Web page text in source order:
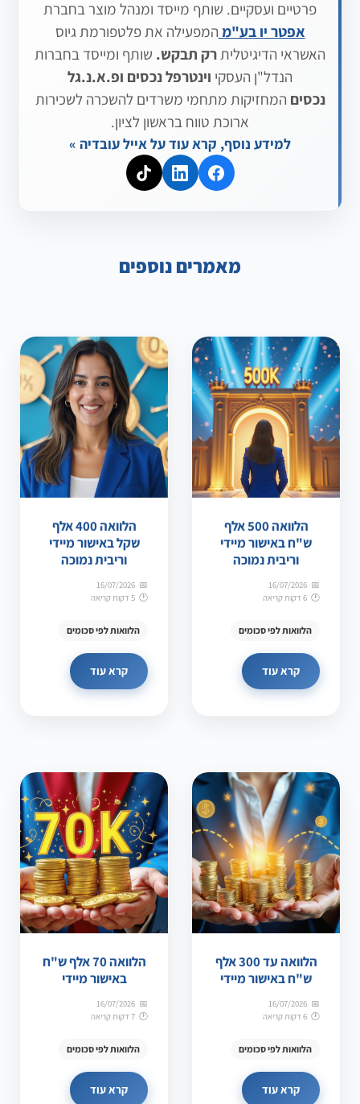
פרטיים ועסקיים. שותף מייסד ומנהל מוצר בחברת
אפטר יו בע"מ המפעילה את פלטפורמת גיוס
האשראי הדיגיטליתרק תבקש. שותף ומייסד בחברות
הנדל"ן העסקי וינטרפל נכסים ופ.א.נ.גל
נכסים המחזיקות מתחמי משרדים להשכרה לשכירות
ארוכת טווח בראשון לציון.
למידע נוסף, קרא עוד על אייל עובדיה »
מאמרים נוספים
הלוואה 500 אלף
ש"ח באישור מיידי
וריבית נמוכה
16/07/2026
6 דקות קריאה
הלוואות לפי סכומים
קרא עוד
הלוואה 400 אלף
שקל באישור מיידי
וריבית נמוכה
16/07/2026
5 דקות קריאה
הלוואות לפי סכומים
קרא עוד
הלוואה עד 300 אלף
ש"ח באישור מיידי
16/07/2026
6 דקות קריאה
הלוואות לפי סכומים
קרא עוד
הלוואה 70 אלף ש"ח
באישור מיידי
16/07/2026
7 דקות קריאה
הלוואות לפי סכומים
קרא עוד